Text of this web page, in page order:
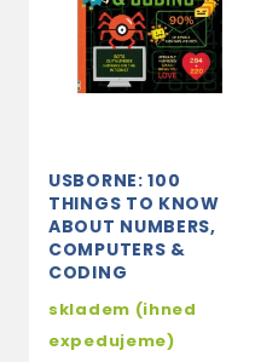
USBORNE: 100
THINGS TO KNOW
ABOUT NUMBERS,
COMPUTERS &
CODING
skladem (ihned
expedujeme)